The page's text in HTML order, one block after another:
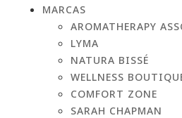
MARCAS
AROMATHERAPY
LYMA
NATURA BISSÉ
WELLNESS
COMFORT ZONE
SARAH CHAPMAN